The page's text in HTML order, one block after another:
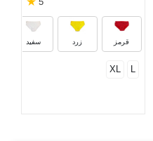
سبز آبی آبی تیره آبی کاربنی
قرمز زرد سفید
XL